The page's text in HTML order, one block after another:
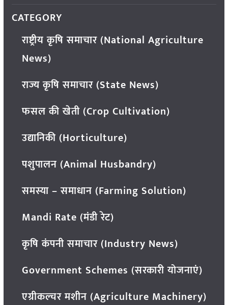
CATEGORY
राष्ट्रीय कृषि समाचार (National Agriculture
News)
राज्य कृषि समाचार (State News)
फसल की खेती (Crop Cultivation)
उद्यानिकी (Horticulture)
पशुपालन (Animal Husbandry)
समस्या – समाधान (Farming Solution)
Mandi Rate (मंडी रेट)
कृषि कंपनी समाचार (Industry News)
Government Schemes (सरकारी योजनाएं)
एग्रीकल्चर मशीन (Agriculture Machinery)